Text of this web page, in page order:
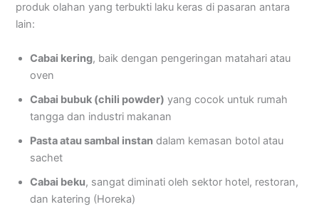
produk olahan yang terbukti laku keras di pasaran antara
lain:
Cabai kering, baik dengan pengeringan matahari atau
oven
Cabai bubuk (chili powder) yang cocok untuk rumah
tangga dan industri makanan
Pasta atau sambal instan dalam kemasan botol atau
sachet
Cabai beku, sangat diminati oleh sektor hotel, restoran,
dan katering (Horeka)